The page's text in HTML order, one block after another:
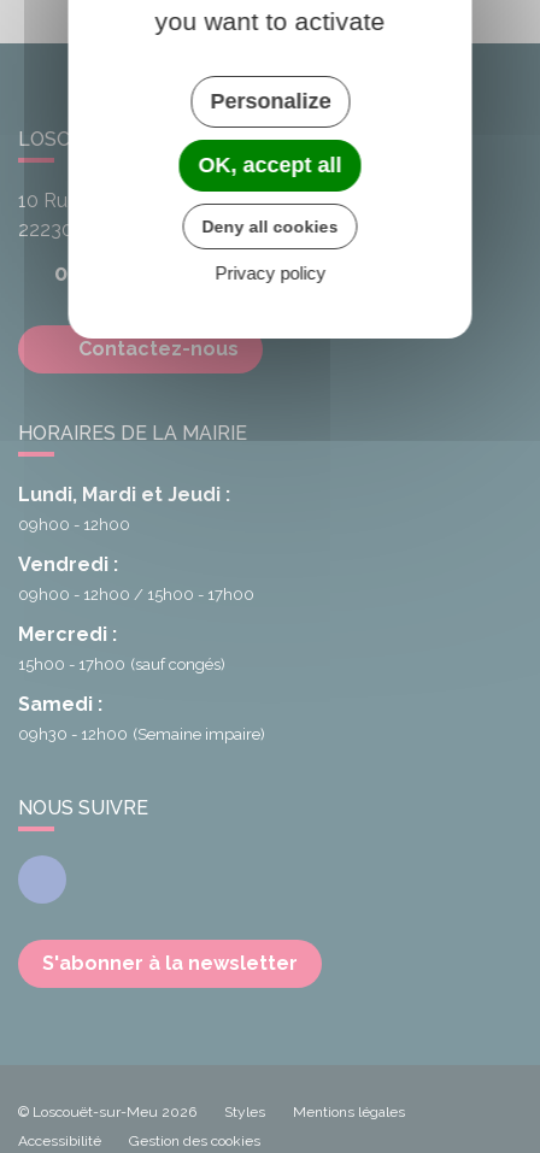
LOSCOUËT-SUR-MEU
10 Rue de l'Avenir
22230
Loscouët-sur-Meu
02 96 25 20 68
Contactez-nous
HORAIRES DE LA MAIRIE
Lundi, Mardi et Jeudi :
09h00 - 12h00
Vendredi :
09h00 - 12h00 15h00 - 17h00
Mercredi :
15h00 - 17h00 (sauf congés)
Samedi :
09h30 - 12h00 (Semaine impaire)
NOUS SUIVRE
Facebook
S'abonner à la newsletter
© Loscouët-sur-Meu 2026 Styles
Mentions légales
Accessibilité
Gestion des cookies
you want to activate
Personalize
OK, accept all
Deny all cookies
Privacy policy